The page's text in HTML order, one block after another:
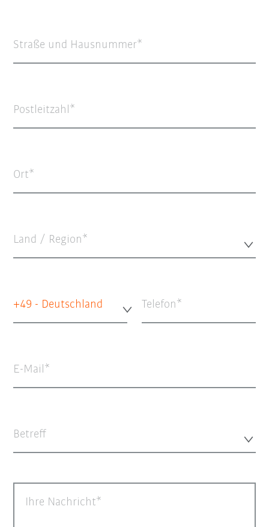
Straße und Hausnummer
Postleitzahl
Ort
Land / Region*
+49 - Deutschland Telefon
E-Mail
Betreff
Ihre Nachricht